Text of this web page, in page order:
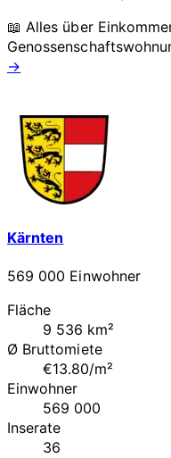
📖 Alles über
→
Kärnten
569 000 Einwohner
Fläche
9 536 km²
Ø Bruttomiete
€13.80/m²
Einwohner
569 000
Inserate
36